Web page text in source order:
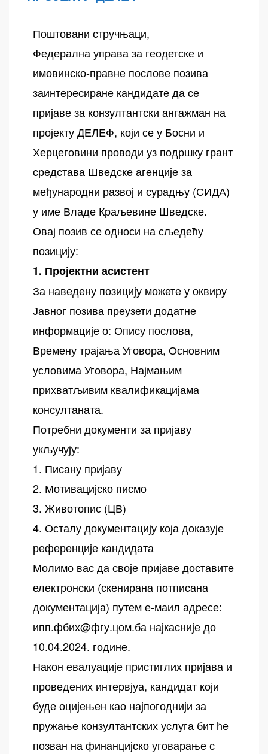
Поштовани стручњаци,
Федерална управа за геодетске и
имовинско-правне послове позива
заинтересиране кандидате да се
пријаве за конзултантски ангажман на
пројекту ДЕЛЕФ, који се у Босни и
Херцеговини проводи уз подршку грант
средстава Шведске агенције за
међународни развој и сурадњу (СИДА)
у име Владе Краљевине Шведске.
Овај позив се односи на сљедећу
позицију:
1. Пројектни асистент
За наведену позицију можете у оквиру
Јавног позива преузети додатне
информације о: Опису послова,
Времену трајања Уговора, Основним
условима Уговора, Најмањим
прихватљивим квалификацијама
консултаната.
Потребни документи за пријаву
укључују:
1. Писану пријаву
2. Мотивацијско писмо
3. Животопис (ЦВ)
4. Осталу документацију која доказује
референције кандидата
Молимо вас да своје пријаве доставите
електронски (скенирана потписана
документација) путем е-маил адресе:
ипп.фбих@фгу.цом.ба најкасније до
10.04.2024. године.
Након евалуације пристиглих пријава и
проведених интервјуа, кандидат који
буде оцијењен као најпогоднији за
пружање конзултантских услуга бит ће
позван на финанцијско уговарање с